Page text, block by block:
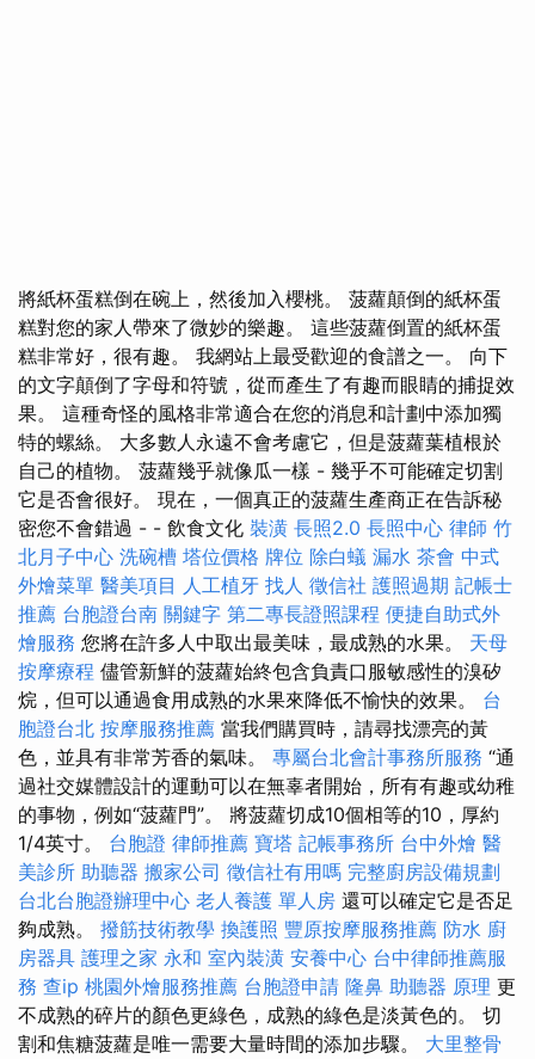
將紙杯蛋糕倒在碗上，然後加入櫻桃。 菠蘿顛倒的紙杯蛋
糕對您的家人帶來了微妙的樂趣。 這些菠蘿倒置的紙杯蛋
糕非常好，很有趣。 我網站上最受歡迎的食譜之一。 向下
的文字顛倒了字母和符號，從而產生了有趣而眼睛的捕捉效
果。 這種奇怪的風格非常適合在您的消息和計劃中添加獨
特的螺絲。 大多數人永遠不會考慮它，但是菠蘿葉植根於
自己的植物。 菠蘿幾乎就像瓜一樣 - 幾乎不可能確定切割
它是否會很好。 現在，一個真正的菠蘿生產商正在告訴秘
密您不會錯過 - - 飲食文化 裝潢 長照2.0 長照中心 律師 竹
北月子中心 洗碗槽 塔位價格 牌位 除白蟻 漏水 茶會 中式
外燴菜單 醫美項目 人工植牙 找人 徵信社 護照過期 記帳士
推薦 台胞證台南 關鍵字 第二專長證照課程 便捷自助式外
燴服務 您將在許多人中取出最美味，最成熟的水果。 天母
按摩療程 儘管新鮮的菠蘿始終包含負責口服敏感性的溴矽
烷，但可以通過食用成熟的水果來降低不愉快的效果。 台
胞證台北 按摩服務推薦 當我們購買時，請尋找漂亮的黃
色，並具有非常芳香的氣味。 專屬台北會計事務所服務 “通
過社交媒體設計的運動可以在無辜者開始，所有有趣或幼稚
的事物，例如“菠蘿門”。 將菠蘿切成10個相等的10，厚約
1/4英寸。 台胞證 律師推薦 寶塔 記帳事務所 台中外燴 醫
美診所 助聽器 搬家公司 徵信社有用嗎 完整廚房設備規劃
台北台胞證辦理中心 老人養護 單人房 還可以確定它是否足
夠成熟。 撥筋技術教學 換護照 豐原按摩服務推薦 防水 廚
房器具 護理之家 永和 室內裝潢 安養中心 台中律師推薦服
務 查ip 桃園外燴服務推薦 台胞證申請 隆鼻 助聽器 原理 更
不成熟的碎片的顏色更綠色，成熟的綠色是淡黃色的。 切
割和焦糖菠蘿是唯一需要大量時間的添加步驟。 大里整骨